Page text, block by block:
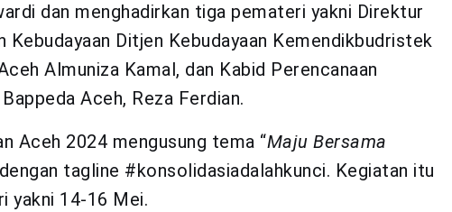
dan menghadirkan tiga pemateri yakni Direktur
Kebudayaan Ditjen Kebudayaan Kemendikbudristek
Almuniza Kamal, dan Kabid Perencanaan
Aceh, Reza Ferdian.
Aceh 2024 mengusung tema “Maju Bersama
tagline #konsolidasiadalahkunci. Kegiatan itu
yakni 14-16 Mei.